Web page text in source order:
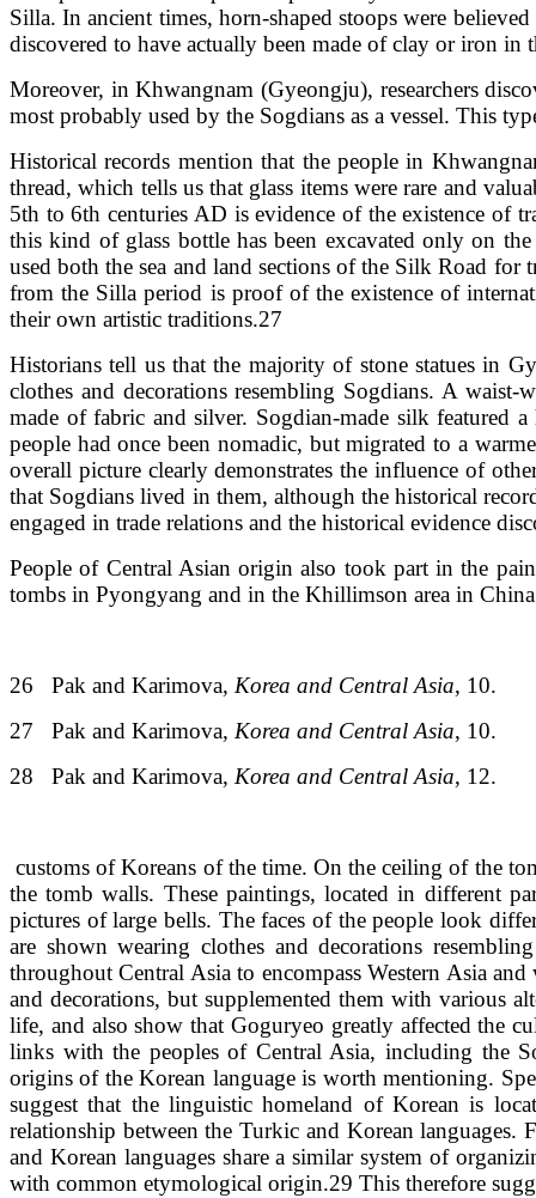
Silla. In ancient times, horn-shaped stoops were
discovered to have actually been made of clay or iron in
Moreover, in Khwangnam (Gyeongju), researchers
most probably used by the Sogdians as a vessel. This
Historical records mention that the people in
thread, which tells us that glass items were rare and
5th to 6th centuries AD is evidence of the existence of
this kind of glass bottle has been excavated only on
used both the sea and land sections of the Silk Road for
from the Silla period is proof of the existence of
their own artistic traditions.27
Historians tell us that the majority of stone statues in
clothes and decorations resembling Sogdians. A
made of fabric and silver. Sogdian-made silk
people had once been nomadic, but migrated to a
overall picture clearly demonstrates the influence of
that Sogdians lived in them, although the historical
engaged in trade relations and the historical evidence
People of Central Asian origin also took part in the
tombs in Pyongyang and in the Khillimson area in
26 Pak and Karimova, Korea and Central Asia, 10.
27 Pak and Karimova, Korea and Central Asia, 10.
28 Pak and Karimova, Korea and Central Asia, 12.
customs of Koreans of the time. On the ceiling of the
the tomb walls. These paintings, located in different
pictures of large bells. The faces of the people look
are shown wearing clothes and decorations
throughout Central Asia to encompass Western Asia
and decorations, but supplemented them with various
life, and also show that Goguryeo greatly affected the
links with the peoples of Central Asia, including the
origins of the Korean language is worth mentioning.
suggest that the linguistic homeland of Korean is
relationship between the Turkic and Korean
and Korean languages share a similar system of
with common etymological origin.29 This therefore